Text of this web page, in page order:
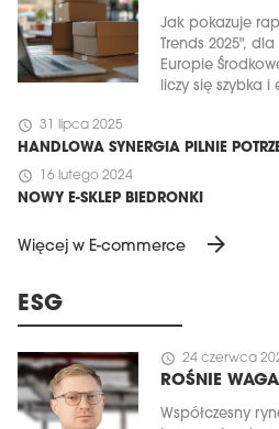
Jak pokazuje
Trends 2025",
Europie
liczy się szybka
schedule 31 lipca 2025
HANDLOWA SYNERGIA PILNIE
schedule 16 lutego 2024
NOWY E-SKLEP BIEDRONKI
Więcej w E-commerce arrow_forward
ESG
schedule 24 czerwca
ROŚNIE
Współczesny